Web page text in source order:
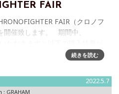
FAIR
FAIR（クロノフ
開催致します。 期間中、
続きを読む
2022.5.7
: GRAHAM